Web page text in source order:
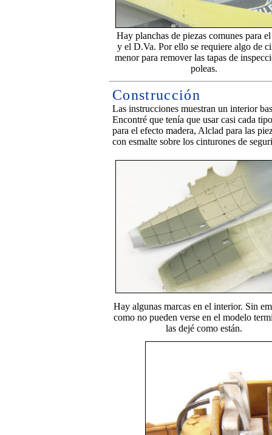
Hay planchas de piezas comunes para
y el D.Va. Por ello se requiere algo de
menor para remover las tapas de
poleas.
Construcción
Las instrucciones muestran un interior
Encontré que tenía que usar casi cada
para el efecto madera, Alclad para las
con esmalte sobre los cinturones de
Hay algunas marcas en el interior. Sin
como no pueden verse en el modelo
las dejé como están.